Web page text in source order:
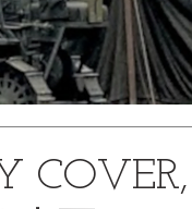
COVER,